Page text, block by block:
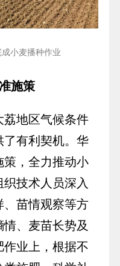
小麦播种作业
施策
荔地区气候条件
了有利契机。华
策，全力推动小
技术人员深入
、苗情观察等方
、麦苗长势及
业上，根据不